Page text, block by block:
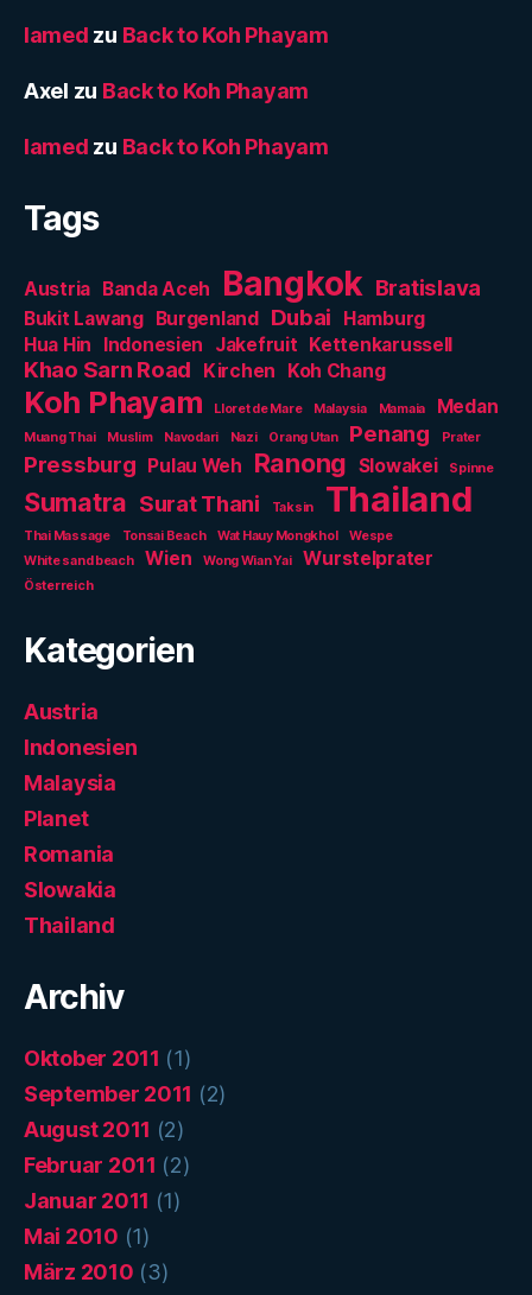
lamed zu Back to Koh Phayam
Axel zu Back to Koh Phayam
lamed zu Back to Koh Phayam
Tags
Austria Banda Aceh Bangkok Bratislava
Bukit Lawang Burgenland Dubai
Hamburg
Hua Hin
Indonesien Jakefruit Kettenkarussell
Khao Sarn Road Kirchen Koh Chang
Koh Phayam Lloret de Mare Malaysia Mamaia Medan
Muang Thai Muslim Navodari Nazi Orang Utan Penang Prater
Pressburg Pulau Weh Ranong Slowakei Spinne
Sumatra Surat Thani Taksin Thailand
Thai Massage Tonsai Beach Wat Hauy Mongkhol
Wespe
White sand beach
Wien Wong Wian Yai Wurstelprater
Österreich
Kategorien
Austria
Indonesien
Malaysia
Planet
Romania
Slowakia
Thailand
Archiv
Oktober 2011 (1)
September 2011 (2)
August 2011 (2)
Februar 2011 (2)
Januar 2011 (1)
Mai 2010 (1)
März 2010 (3)